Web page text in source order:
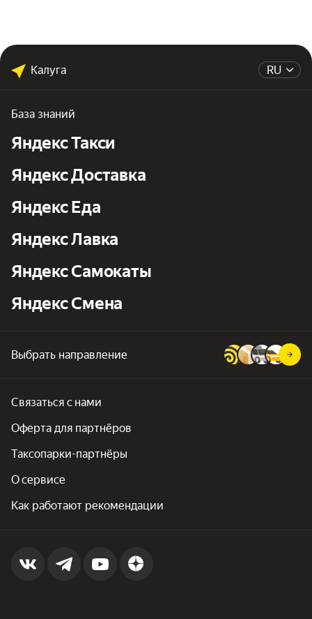
RU
Калуга
База знаний
Яндекс Такси
Яндекс Доставка
Яндекс Еда
Яндекс Лавка
Яндекс Самокаты
Яндекс Смена
Выбрать направление
Связаться с нами
Оферта для партнёров
Таксопарки-партнёры
О сервисе
Как работают рекомендации